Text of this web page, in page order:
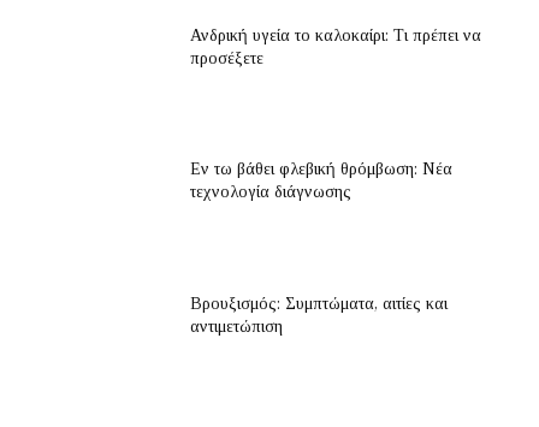
Ανδρική υγεία το καλοκαίρι: Τι πρέπει να
προσέξετε
Εν τω βάθει φλεβική θρόμβωση: Νέα
τεχνολογία διάγνωσης
Βρουξισμός: Συμπτώματα, αιτίες και
αντιμετώπιση